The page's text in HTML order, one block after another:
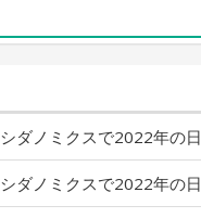
シダノミクスで2022年の
シダノミクスで2022年の